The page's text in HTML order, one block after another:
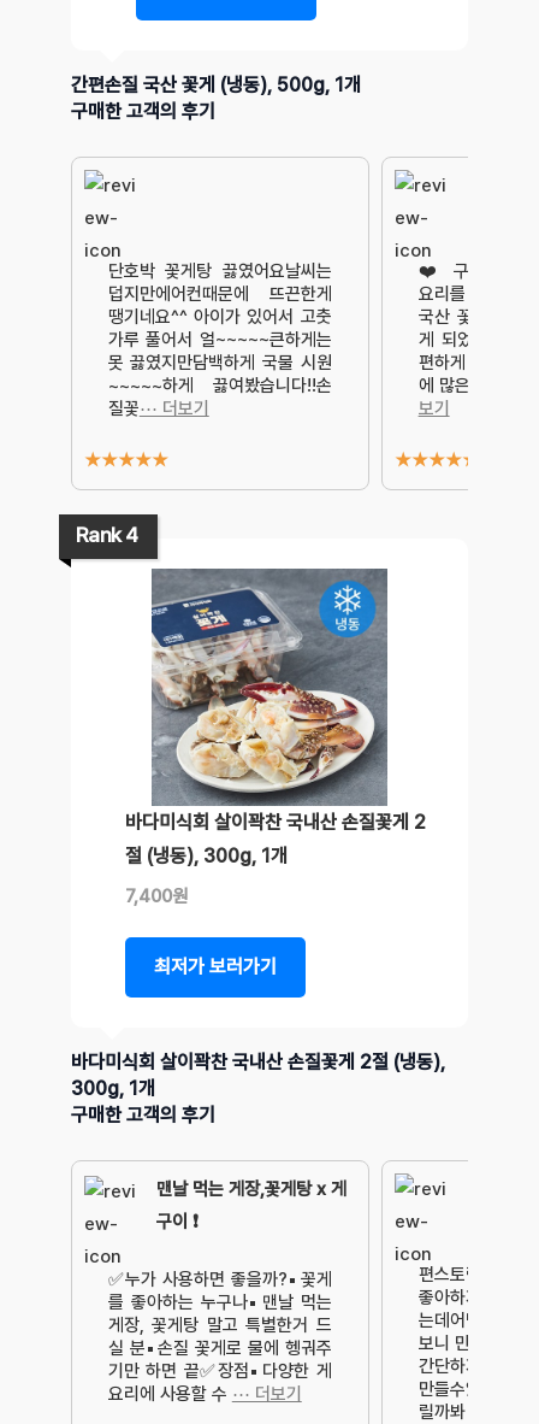
간편손질 국산 꽃게 (냉동), 500g, 1개
구매한 고객의 후기
단호박 꽃게탕 끓였어요날씨는
덥지만에어컨때문에 뜨끈한게
땡기네요^^ 아이가 있어서 고춧
가루 풀어서 얼~~~~~큰하게는
못 끓였지만담백하게 국물 시원
~~~~~하게 끓여봤습니다!!손
질꽃⋯ 더보기
★★★★★
❤️ 구매 이유안
요리를 할까 고
국산 꽃게(냉동
게 되었습니다.
편하게 할 수 있
에 많은 도움이
보기
★★★★★
Rank 4
바다미식회 살이꽉찬 국내산 손질꽃게 2
절 (냉동), 300g, 1개
7,400원
최저가 보러가기
바다미식회 살이꽉찬 국내산 손질꽃게 2절 (냉동),
300g, 1개
구매한 고객의 후기
맨날 먹는 게장,꽃게탕 x 게
구이 ❗️
✅️누가 사용하면 좋을까?▪️꽃게
를 좋아하는 누구나▪️맨날 먹는
게장, 꽃게탕 말고 특별한거 드
실 분▪️손질 꽃게로 물에 헹궈주
기만 하면 끝✅️장점▪️다양한 게
요리에 사용할 수 ⋯ 더보기
편스토랑보고
좋아하지만해
는데어남선생
보니 만드는 과
간단하지만 내
만들수있을까
릴까봐 걱